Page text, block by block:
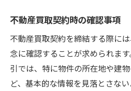
不動産買取契約時の確認事項
不動産買取契約を締結する際に
念に確認することが求められま
引では、特に物件の所在地や建
ど、基本的な情報を見落とさな